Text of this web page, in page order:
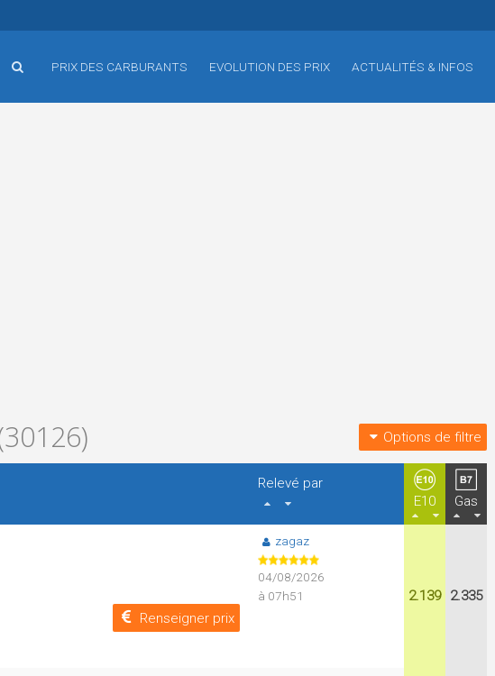
PRIX DES CARBURANTS EVOLUTION DES PRIX ACTUALITÉS & INFOS
Options de filtre
Relevé par
E10
Gas
Renseigner prix
zagaz
04/08/2026
à 07h51
2.139 2.335